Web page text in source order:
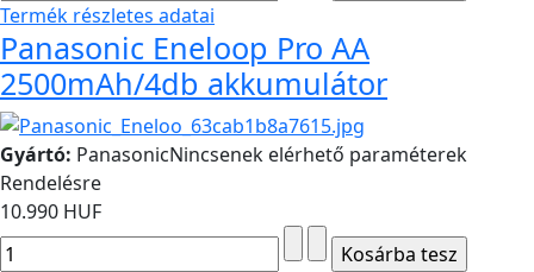
Termék részletes adatai
Panasonic Eneloop Pro AA
2500mAh/4db akkumulátor
Gyártó: PanasonicNincsenek elérhető paraméterek
Rendelésre
10.990 HUF